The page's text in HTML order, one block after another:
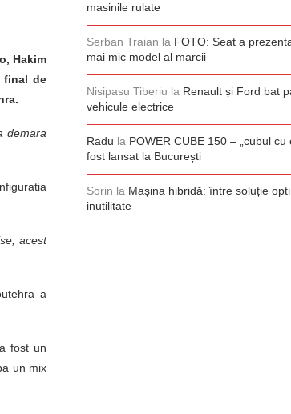
Hakim
final de
demara
acest
a
fost un
un mix
masinile rulate
Serban Traian la FOTO: Seat a
mai mic model al marcii
Nisipasu Tiberiu la Renault și Ford bat
vehicule electrice
Radu la POWER CUBE 150 – „cubul cu
fost lansat la București
Sorin la Mașina hibridă: între soluție
inutilitate